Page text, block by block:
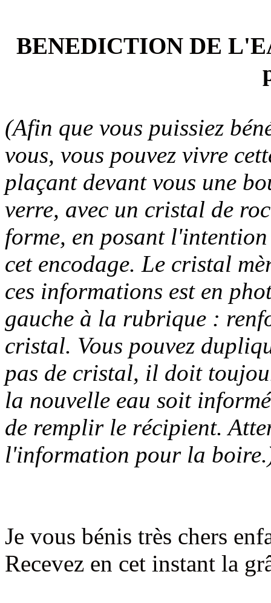
BENEDICTION DE
(Afin que vous puissiez
vous, vous pouvez vivre
plaçant devant vous une
verre, avec un cristal de
forme, en posant
cet encodage. Le cristal
ces informations est en
gauche à la rubrique :
cristal. Vous pouvez
pas de cristal, il doit
la nouvelle eau soit
de remplir le récipient.
l'information pour la
Je vous bénis très chers
Recevez en cet instant la